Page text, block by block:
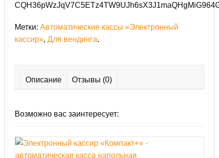
Метки: Автоматические кассы «Электронный
кассир», Для вендинга.
Описание Отзывы (0)
Возможно вас заинтересует: